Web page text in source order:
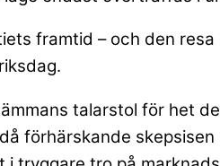
framtid – och den
talarstol för het
förhärskande